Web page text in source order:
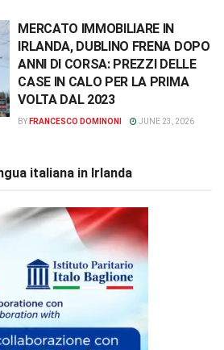
MERCATO IMMOBILIARE IN
IRLANDA, DUBLINO FRENA DOPO
ANNI DI CORSA: PREZZI DELLE
CASE IN CALO PER LA PRIMA
VOLTA DAL 2023
BY FRANCESCO DOMINONI JUNE 23, 2026
italiana in Irlanda